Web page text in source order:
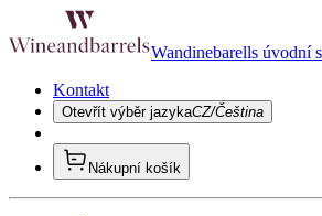
Wandinebarells úvodní
Kontakt
Otevřít výběr jazykaCZ/Čeština
Nákupní košík